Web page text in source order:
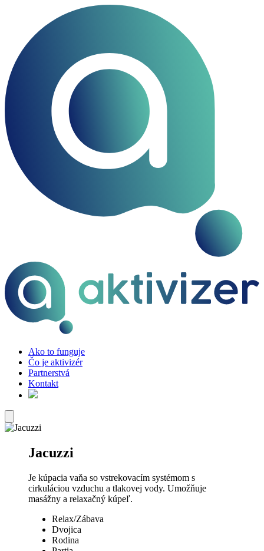
Ako to funguje
Čo je aktivizér
Partnerstvá
Kontakt
Jacuzzi
Je kúpacia vaňa so vstrekovacím systémom s
cirkuláciou vzduchu a tlakovej vody. Umožňuje
masážny a relaxačný kúpeľ.
Relax/Zábava
Dvojica
Rodina